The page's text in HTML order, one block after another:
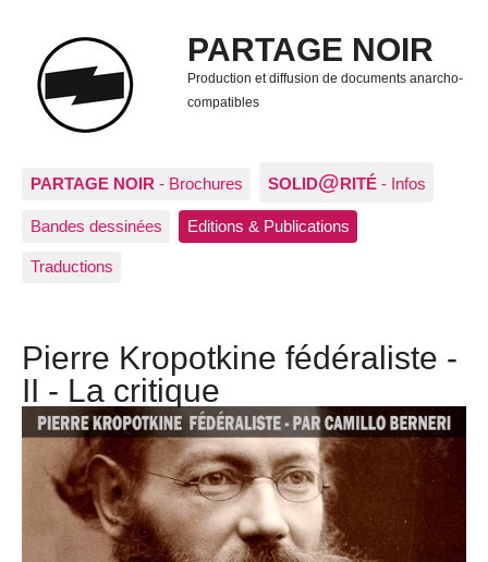
PARTAGE NOIR
Production et diffusion de documents anarcho-
compatibles
PARTAGE NOIR - Brochures SOLID@RITÉ - Infos
Bandes dessinées Editions & Publications
Traductions
Pierre Kropotkine fédéraliste -
II - La critique